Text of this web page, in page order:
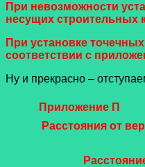
При невозможности
несущих строительных
При установке точечных
соответствии с
Ну и прекрасно –
Приложение П
Расстояния от